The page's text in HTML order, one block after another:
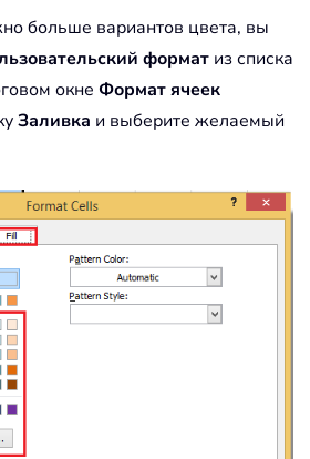
больше вариантов цвета, вы
формат из списка
окне Формат ячеек
Заливка и выберите желаемый